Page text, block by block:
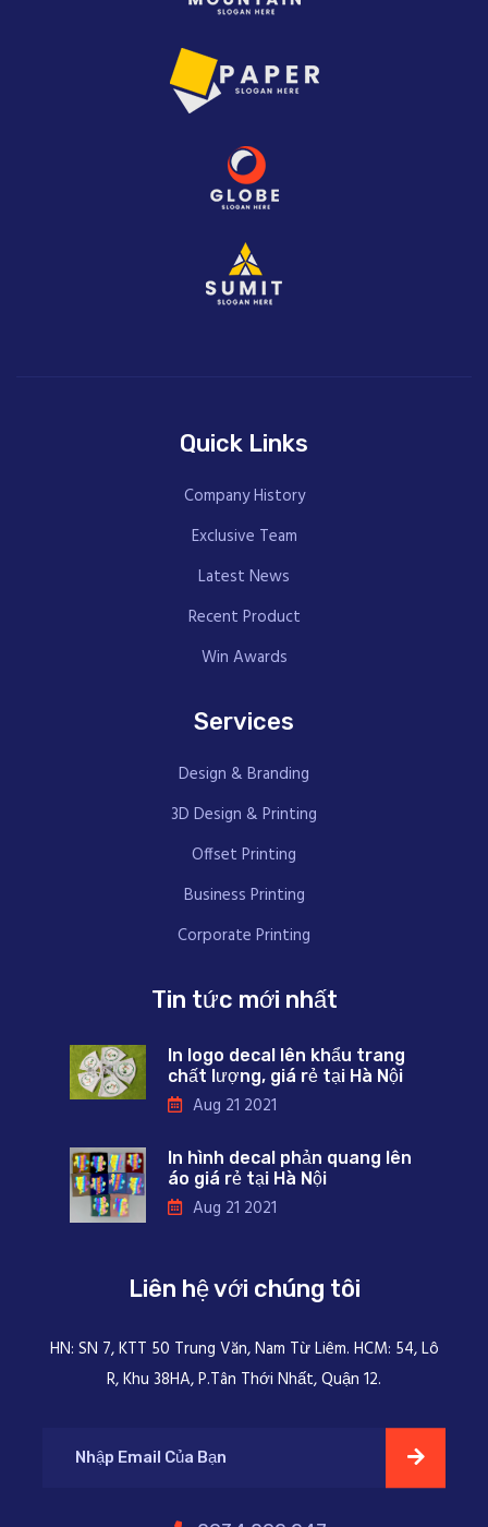
Quick Links
Company History
Exclusive Team
Latest News
Recent Product
Win Awards
Services
Design & Branding
3D Design & Printing
Offset Printing
Business Printing
Corporate Printing
Tin tức mới nhất
In logo decal lên khẩu trang
chất lượng, giá rẻ tại Hà Nội
Aug 21 2021
In hình decal phản quang lên
áo giá rẻ tại Hà Nội
Aug 21 2021
Liên hệ với chúng tôi
HN: SN 7, KTT 50 Trung Văn, Nam Từ Liêm. HCM: 54, Lô
R, Khu 38HA, P.Tân Thới Nhất, Quận 12.